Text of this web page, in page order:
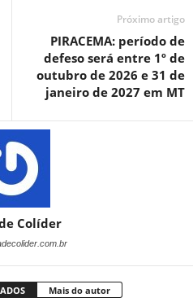
Próximo artigo
PIRACEMA: período de
defeso será entre 1º de
outubro de 2026 e 31 de
janeiro de 2027 em MT
Colíder
Mais do autor